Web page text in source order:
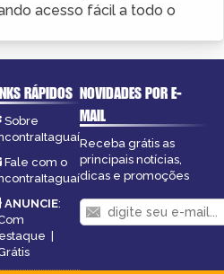
acesso fácil a todo o
RÁPIDOS
Sobre
Fale com o
ANUNCIE:
|
NOVIDADES POR E-
MAIL
Receba grátis as
principais notícias,
dicas e promoções